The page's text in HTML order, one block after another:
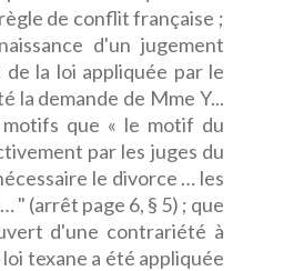
de conflit française ;
d'un jugement
la loi appliquée par le
la demande de Mme Y...
que « le motif du
par les juges du
le divorce … les
" (arrêt page 6, § 5) ; que
d'une contrariété à
texane a été appliquée